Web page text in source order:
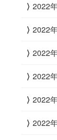
2022
2022
2022
2022
2022
2022